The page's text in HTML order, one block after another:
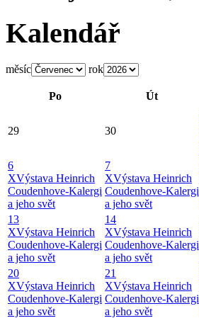
Kalendář
měsíc rok
Po Út
29 30
6
XVýstava Heinrich
Coudenhove-Kalergi
a jeho svět
7
XVýstava Heinrich
Coudenhove-Kalergi
a jeho svět
13
XVýstava Heinrich
Coudenhove-Kalergi
a jeho svět
14
XVýstava Heinrich
Coudenhove-Kalergi
a jeho svět
20
XVýstava Heinrich
Coudenhove-Kalergi
a jeho svět
21
XVýstava Heinrich
Coudenhove-Kalergi
a jeho svět